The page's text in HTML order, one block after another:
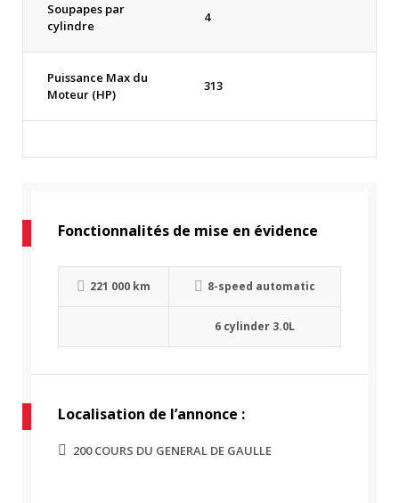
Soupapes par
cylindre
4
Puissance Max du
Moteur (HP)
313
Fonctionnalités de mise en évidence
221 000 km 8-speed automatic
6 cylinder 3.0L
Localisation de l’annonce :
200 COURS DU GENERAL DE GAULLE